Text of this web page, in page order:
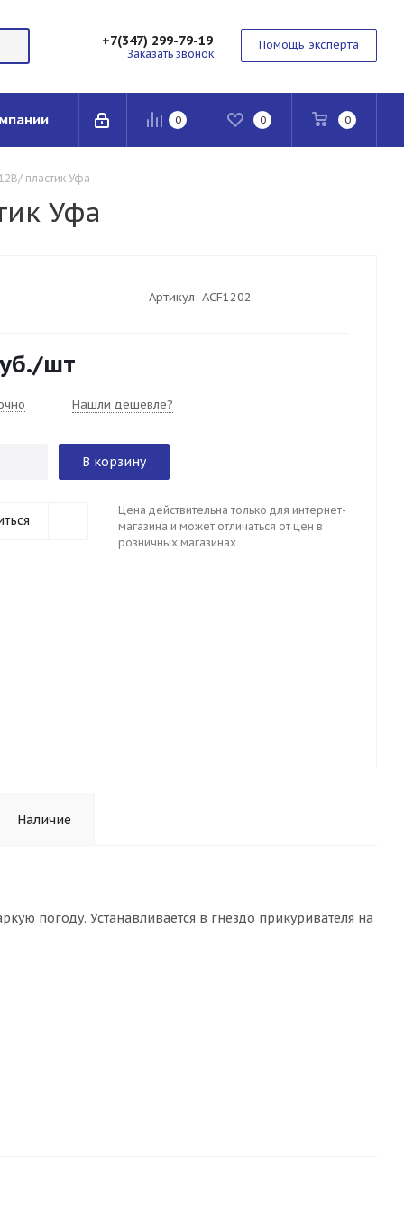
+7(347) 299-79-19
Заказать звонок
Помощь эксперта
0 0 0
пластик Уфа
Уфа
Артикул: ACF1202
/шт
Нашли дешевле?
В корзину
Цена действительна только для интернет-
магазина и может отличаться от цен в
розничных магазинах
Наличие
погоду. Устанавливается в гнездо прикуривателя на